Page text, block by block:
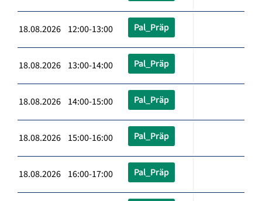
18.08.2026 12:00-13:00 Pal_Präp
18.08.2026 13:00-14:00 Pal_Präp
18.08.2026 14:00-15:00 Pal_Präp
18.08.2026 15:00-16:00 Pal_Präp
18.08.2026 16:00-17:00 Pal_Präp